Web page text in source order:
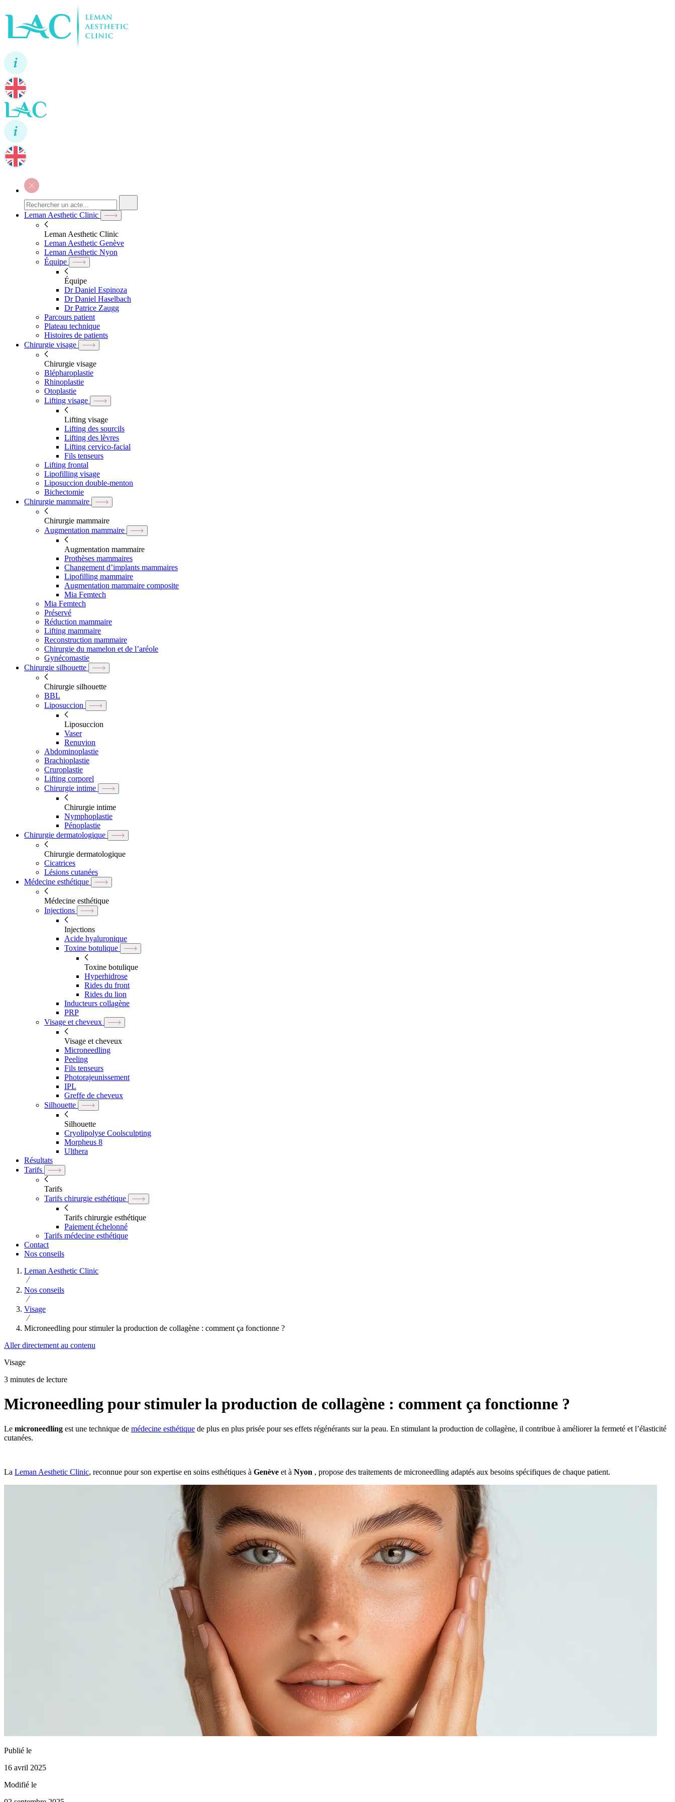
Leman Aesthetic Clinic
Leman Aesthetic Clinic
Leman Aesthetic Genève
Leman Aesthetic Nyon
Équipe
Équipe
Dr Daniel Espinoza
Dr Daniel Haselbach
Dr Patrice Zaugg
Parcours patient
Plateau technique
Histoires de patients
Chirurgie visage
Chirurgie visage
Blépharoplastie
Rhinoplastie
Otoplastie
Lifting visage
Lifting visage
Lifting des sourcils
Lifting des lèvres
Lifting cervico-facial
Fils tenseurs
Lifting frontal
Lipofilling visage
Liposuccion double-menton
Bichectomie
Chirurgie mammaire
Chirurgie mammaire
Augmentation mammaire
Augmentation mammaire
Prothèses mammaires
Changement d’implants mammaires
Lipofilling mammaire
Augmentation mammaire composite
Mia Femtech
Mia Femtech
Préservé
Réduction mammaire
Lifting mammaire
Reconstruction mammaire
Chirurgie du mamelon et de l’aréole
Gynécomastie
Chirurgie silhouette
Chirurgie silhouette
BBL
Liposuccion
Liposuccion
Vaser
Renuvion
Abdominoplastie
Brachioplastie
Cruroplastie
Lifting corporel
Chirurgie intime
Chirurgie intime
Nymphoplastie
Pénoplastie
Chirurgie dermatologique
Chirurgie dermatologique
Cicatrices
Lésions cutanées
Médecine esthétique
Médecine esthétique
Injections
Injections
Acide hyaluronique
Toxine botulique
Toxine botulique
Hyperhidrose
Rides du front
Rides du lion
Inducteurs collagène
PRP
Visage et cheveux
Visage et cheveux
Microneedling
Peeling
Fils tenseurs
Photorajeunissement
IPL
Greffe de cheveux
Silhouette
Silhouette
Cryolipolyse Coolsculpting
Morpheus 8
Ulthera
Résultats
Tarifs
Tarifs
Tarifs chirurgie esthétique
Tarifs chirurgie esthétique
Paiement échelonné
Tarifs médecine esthétique
Contact
Nos conseils
Leman Aesthetic Clinic
Nos conseils
Visage
Microneedling pour stimuler la production de collagène : comment ça fonctionne ?
Aller directement au contenu
Visage
3 minutes de lecture
Microneedling pour stimuler la production de collagène : comment ça fonctionne ?
Le microneedling est une technique de médecine esthétique de plus en plus prisée pour ses effets régénérants sur la peau. En stimulant la production de collagène, il contribue à améliorer la fermeté et l’élasticité
cutanées.
La Leman Aesthetic Clinic, reconnue pour son expertise en soins esthétiques à Genève et à Nyon , propose des traitements de microneedling adaptés aux besoins spécifiques de chaque patient.
Publié le
16 avril 2025
Modifié le